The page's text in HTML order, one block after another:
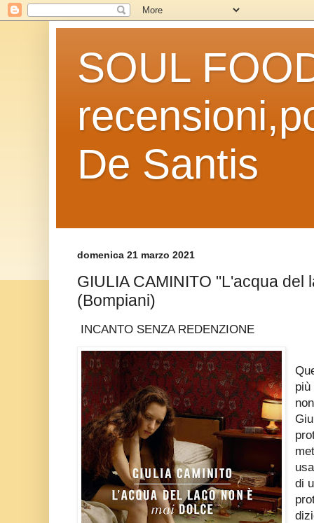
SOUL
De Santis
domenica 21 marzo 2021
GIULIA CAMINITO "L'acqua del
(Bompiani)
INCANTO SENZA REDENZIONE
più
di